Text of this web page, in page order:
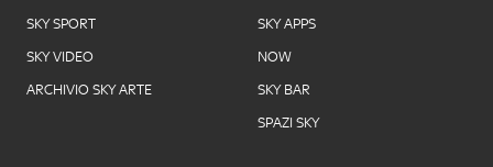
SKY SPORT
SKY VIDEO
ARCHIVIO SKY ARTE
SKY APPS
NOW
SKY BAR
SPAZI SKY